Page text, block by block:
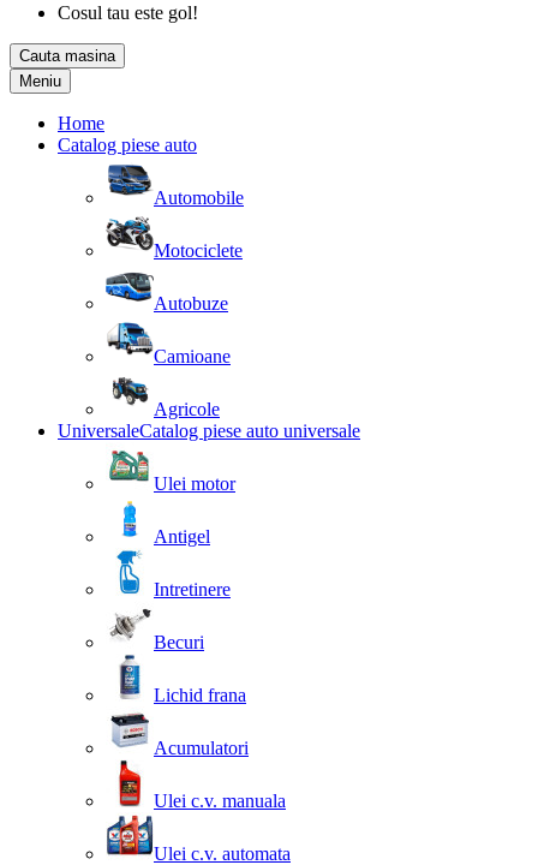
Cosul tau este gol!
Cauta masina
Meniu
Home
Catalog piese auto
Automobile
Motociclete
Autobuze
Camioane
Agricole
UniversaleCatalog piese auto universale
Ulei motor
Antigel
Intretinere
Becuri
Lichid frana
Acumulatori
Ulei c.v. manuala
Ulei c.v. automata